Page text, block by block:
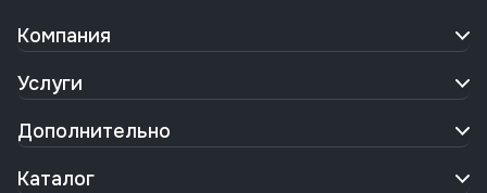
Компания
Услуги
Дополнительно
Каталог